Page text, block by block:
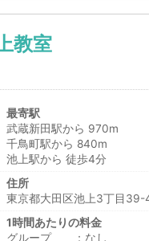
教室
最寄駅
武蔵新田駅から 970m
千鳥町駅から 840m
池上駅から 徒歩4分
住所
東京都大田区池上3丁目39-
1時間あたりの料金
グループ ：なし